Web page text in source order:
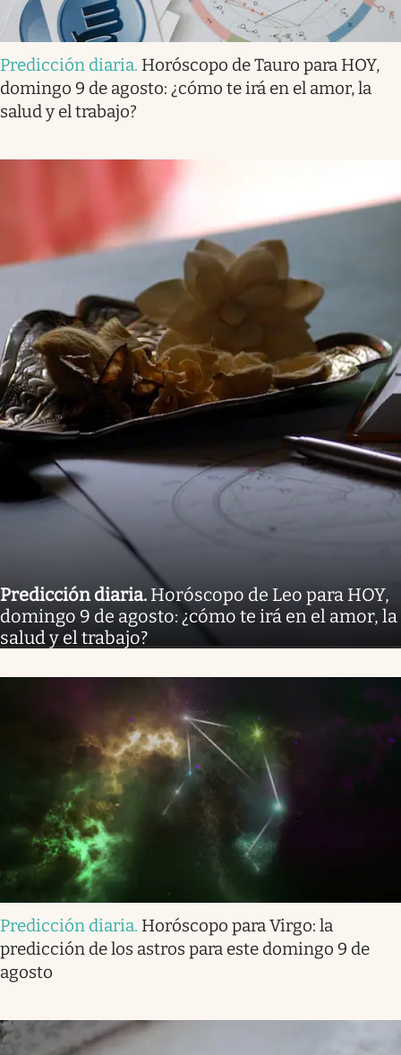
Predicción diaria. Horóscopo de Tauro para HOY,
domingo 9 de agosto: ¿cómo te irá en el amor, la
salud y el trabajo?
Predicción diaria. Horóscopo de Leo para HOY,
domingo 9 de agosto: ¿cómo te irá en el amor, la
salud y el trabajo?
Predicción diaria. Horóscopo para Virgo: la
predicción de los astros para este domingo 9 de
agosto